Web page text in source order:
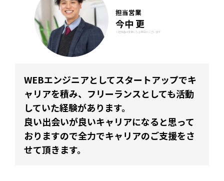
担当営業
今中 更
※担当者は変更になる場合がございます
WEBエンジニアとしてスタートアップでキ
ャリアを積み、フリーランスとしても活動
していた経験があります。
良い出会いが良いキャリアになると思って
おりますので全力でキャリアのご支援をさ
せて頂きます。